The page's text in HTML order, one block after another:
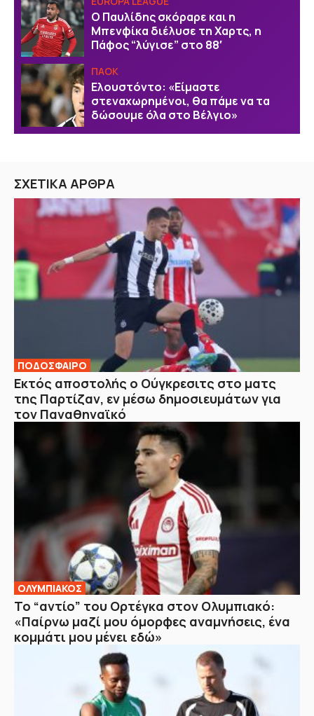
Ο Παυλίδης σκόραρε και η
Μπενφίκα διέλυσε τη Χαρτς, η
Πάφος “λύγισε” στο 88′
ΠΑΟΚ
Ελουστόντο: «Είμαστε
στεναχωρημένοι, θα πάμε να τα
δώσουμε όλα στο Βέλγιο»
ΣΧΕΤΙΚΑ ΑΡΘΡΑ
ΠΟΔΟΣΦΑΙΡΟ
Εκτός αποστολής ο Ούγκρεσιτς στο ματς
της Παρτίζαν, εν μέσω δημοσιευμάτων για
τον Παναθηναϊκό
ΟΛΥΜΠΙΑΚΟΣ
Το “αντίο” του Ορτέγκα στον Ολυμπιακό:
«Παίρνω μαζί μου όμορφες αναμνήσεις, ένα
κομμάτι μου μένει εδώ»